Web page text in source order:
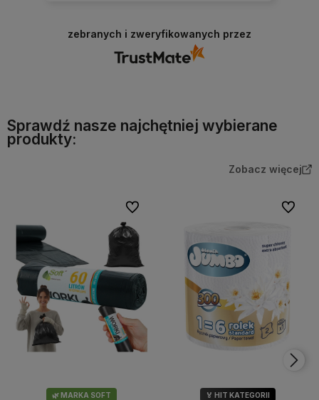
zebranych i zweryfikowanych przez
Sprawdź nasze najchętniej wybierane
produkty:
Zobacz więcej
🌿 MARKA SOFT
Do ulubionych
🏅 HIT KATEGORII
Do